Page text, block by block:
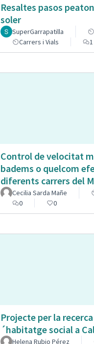
Resaltes pasos
soler
SuperGarrapatilla
Carrers i Vials
1
Control de velocitat
badems o quelcom
diferents carrers del
Cecilia Sarda Mañe
0
0
Projecte per la
´habitatge social a
Helena Rubio Pérez